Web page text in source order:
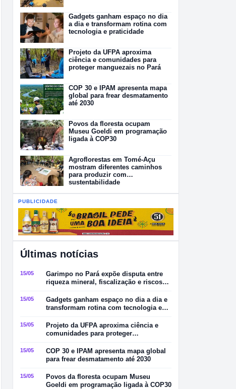
Gadgets ganham espaço no dia
a dia e transformam rotina com
tecnologia e praticidade
Projeto da UFPA aproxima
ciência e comunidades para
proteger manguezais no Pará
COP 30 e IPAM apresenta mapa
global para frear desmatamento
até 2030
Povos da floresta ocupam
Museu Goeldi em programação
ligada à COP30
Agroflorestas em Tomé-Açu
mostram diferentes caminhos
para produzir com
sustentabilidade
PUBLICIDADE
Últimas notícias
15/05
Garimpo no Pará expõe disputa entre
riqueza mineral, fiscalização e riscos
15/05
Gadgets ganham espaço no dia a dia e
transformam rotina com tecnologia e
15/05
Projeto da UFPA aproxima ciência e
comunidades para proteger
15/05
COP 30 e IPAM apresenta mapa global
para frear desmatamento até 2030
15/05
Povos da floresta ocupam Museu
Goeldi em programação ligada à COP30